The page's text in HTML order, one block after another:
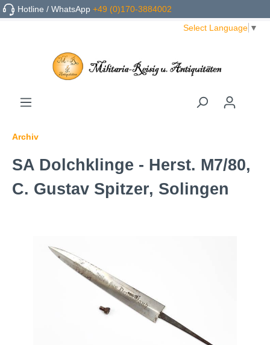
Hotline / WhatsApp+49 (0)170-3884002
Select Language ▼
Archiv
SA Dolchklinge - Herst. M7/80,
C. Gustav Spitzer, Solingen